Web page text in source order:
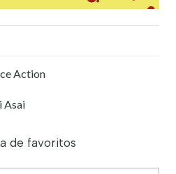
Action
Asai
de favoritos